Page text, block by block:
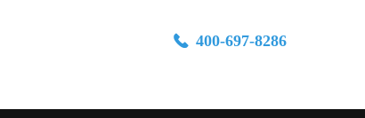
끅 400-697-8286